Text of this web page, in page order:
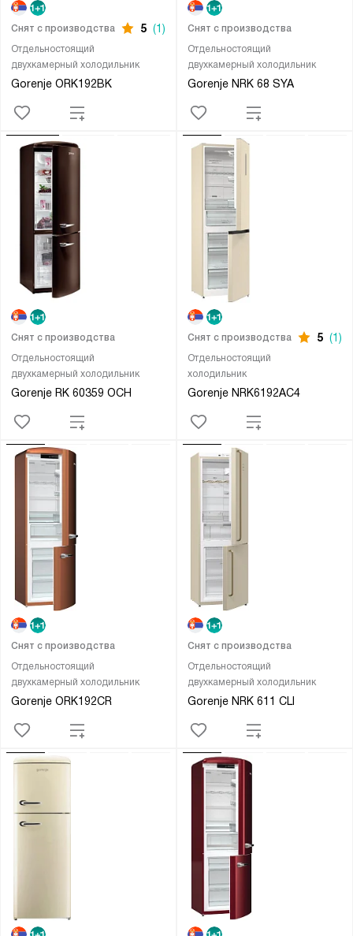
Отдельностоящий
двухкамерный холодильник
Gorenje ORK192BK
Снят с производства 5 (1)
Отдельностоящий
двухкамерный холодильник
Gorenje NRK 68 SYA
Снят с производства
Отдельностоящий
двухкамерный холодильник
Gorenje RK 60359 OCH
Снят с производства
Отдельностоящий
холодильник
Gorenje NRK6192AC4
Снят с производства 5 (1)
Отдельностоящий
двухкамерный холодильник
Gorenje ORK192CR
Снят с производства
Отдельностоящий
двухкамерный холодильник
Gorenje NRK 611 CLI
Снят с производства